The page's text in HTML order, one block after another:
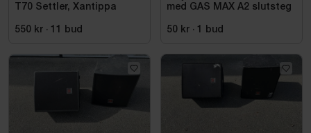
T70 Settler, Xantippa
550 kr · 11 bud
med GAS MAX A2 slutsteg
50 kr · 1 bud